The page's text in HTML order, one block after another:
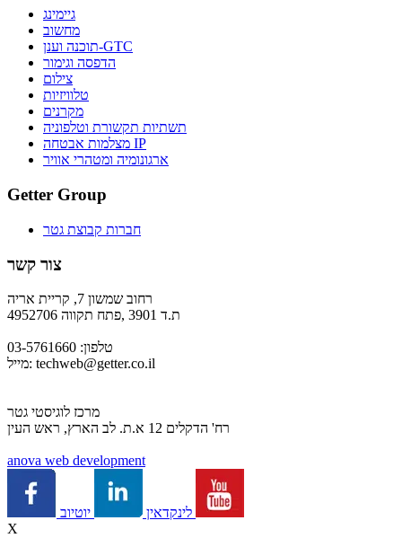
גיימינג
מחשוב
תוכנה וענן-GTC
הדפסה וגימור
צילום
טלוויזיות
מקרנים
תשתיות תקשורת וטלפוניה
מצלמות אבטחה IP
ארגונומיה ומטהרי אוויר
Getter Group
חברות קבוצת גטר
צור קשר
רחוב שמשון 7, קריית אריה
ת.ד 3901 ,פתח תקווה 4952706
טלפון: 03-5761660
מייל: techweb@getter.co.il
מרכז לוגיסטי גטר
רח' הדקלים 12 א.ת. לב הארץ, ראש העין
anova web development
לינקדאין
X